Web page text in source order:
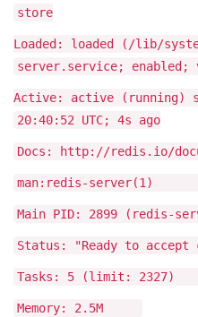
store
Loaded: loaded (/lib/
server.service; enabled;
Active: active (running)
20:40:52 UTC; 4s ago